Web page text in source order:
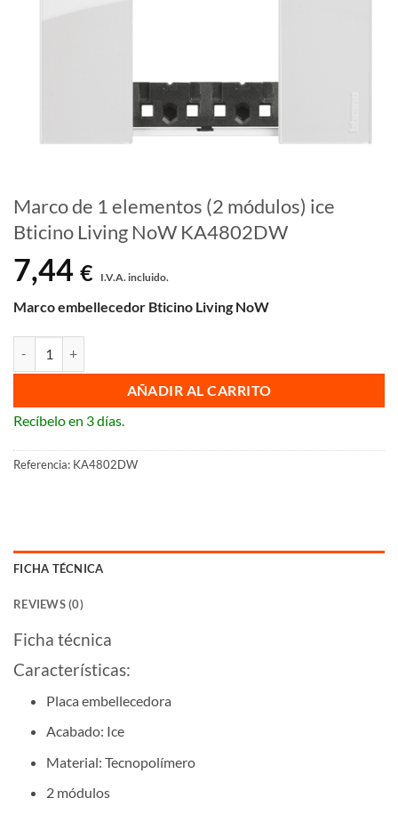
Marco de 1 elementos (2 módulos) ice
Bticino Living NoW KA4802DW
7,44 € I.V.A. incluido.
Marco embellecedor Bticino Living NoW
AÑADIR AL CARRITO
Recíbelo en 3 días.
Referencia: KA4802DW
FICHA TÉCNICA
REVIEWS (0)
Ficha técnica
Características:
Placa embellecedora
Acabado: Ice
Material: Tecnopolímero
2 módulos